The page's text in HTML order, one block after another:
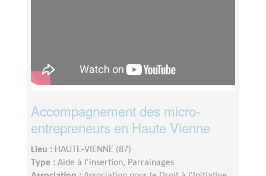
Accompagnement des micro-
entrepreneurs en Haute Vienne
Lieu : HAUTE-VIENNE (87)
Type : Aide à l'insertion, Parrainages